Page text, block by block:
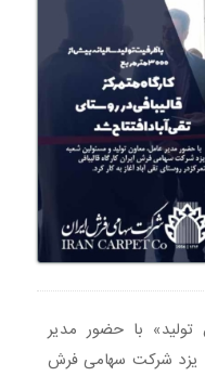
با حضور مدیر
یزد شرکت سهامی فرش